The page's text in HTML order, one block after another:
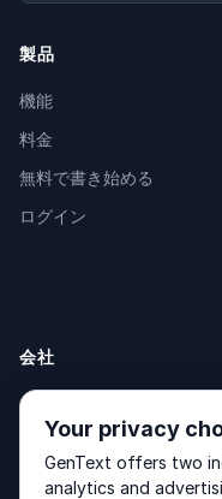
製品
機能
料金
無料で書き始める
ログイン
会社
会社概要
お問い合わせ
製品
Your privacy
GenText offers two
analytics and